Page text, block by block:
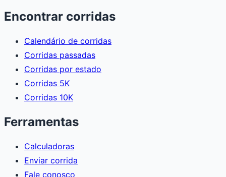
Encontrar corridas
Calendário de corridas
Corridas passadas
Corridas por estado
Corridas 5K
Corridas 10K
Ferramentas
Calculadoras
Enviar corrida
Fale conosco